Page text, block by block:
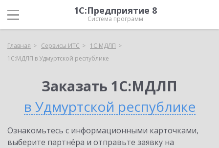
1С:Предприятие 8
Система программ
Главная Сервисы ИТС
1С:МДЛП
1С:МДЛП в Удмуртской республике
Заказать 1С:МДЛП
в Удмуртской республике
Ознакомьтесь с информационными карточками,
выберите партнёра и отправьте заявку на